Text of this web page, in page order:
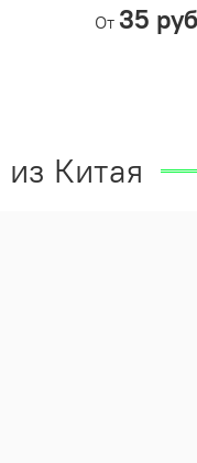
От 35 руб
Китая